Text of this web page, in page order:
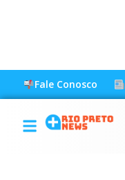
Fale Conosco